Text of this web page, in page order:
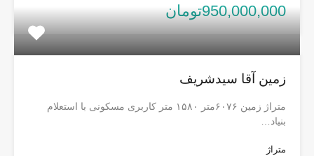
950,000,000تومان
زمین آقا سیدشریف
متراژ زمین ۶۰۷۶متر ۱۵۸۰ متر کاربری مسکونی با استعلام
بنیاد…
متراژ